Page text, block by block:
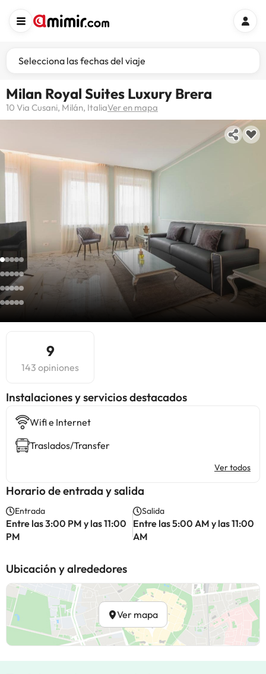
Selecciona las fechas del viaje
Milan Royal Suites Luxury Brera
10 Via Cusani, Milán, ItaliaVer en mapa
9
143 opiniones
Instalaciones y servicios destacados
Wifi e Internet
Traslados/Transfer
Ver todos
Horario de entrada y salida
Entrada
Entre las 3:00 PM y las 11:00
PM
Salida
Entre las 5:00 AM y las 11:00
AM
Ubicación y alrededores
Ver mapa